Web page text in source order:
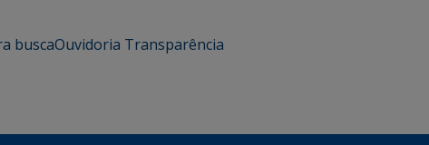
buscaOuvidoria Transparência